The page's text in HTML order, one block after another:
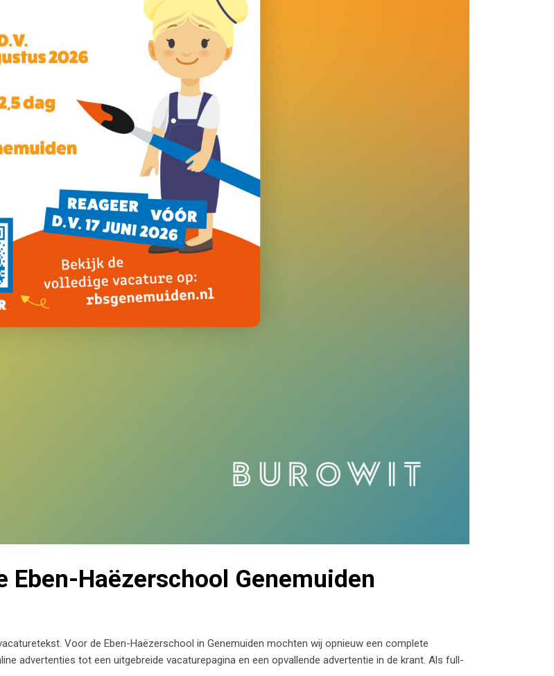
Eben-Haëzerschool Genemuiden
Voor de Eben-Haëzerschool in Genemuiden mochten wij opnieuw een complete
advertenties tot een uitgebreide vacaturepagina en een opvallende advertentie in de krant. Als full-